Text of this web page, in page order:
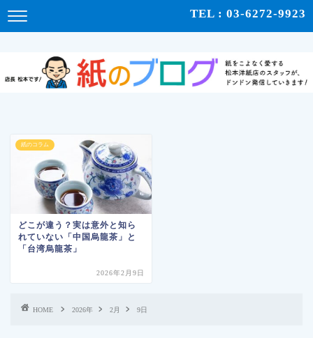
TEL : 03-6272-9923
紙のコラム
どこが違う？実は意外と知ら
れていない「中国烏龍茶」と
「台湾烏龍茶」
2026年2月9日
HOME 2026年 2月 9日